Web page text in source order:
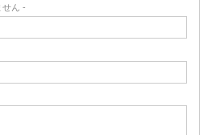
せん -